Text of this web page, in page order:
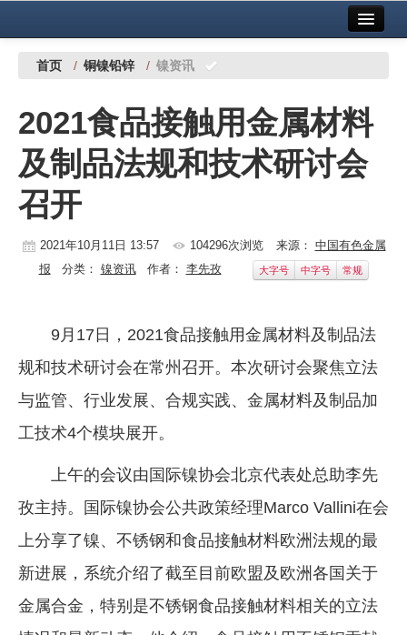
中国有色金属报社主办 广告服务
铜镍铅锌
铝
稀有稀土
有色市场
科技
党建工作
企业文化
《资源再生》杂志
行情报价
数字报
首页 / 铜镍铅锌 / 镍资讯
2021食品接触用金属材料
及制品法规和技术研讨会
召开
2021年10月11日 13:57 104296次浏览 来源： 中国有色金属
报 分类： 镍资讯作者： 李先孜 大字号 中字号 常规
9月17日，2021食品接触用金属材料及制品法
规和技术研讨会在常州召开。本次研讨会聚焦立法
与监管、行业发展、合规实践、金属材料及制品加
工技术4个模块展开。
上午的会议由国际镍协会北京代表处总助李先
孜主持。国际镍协会公共政策经理Marco Vallini在会
上分享了镍、不锈钢和食品接触材料欧洲法规的最
新进展，系统介绍了截至目前欧盟及欧洲各国关于
金属合金，特别是不锈钢食品接触材料相关的立法